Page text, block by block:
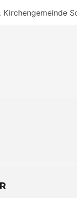
Kirchengemeinde